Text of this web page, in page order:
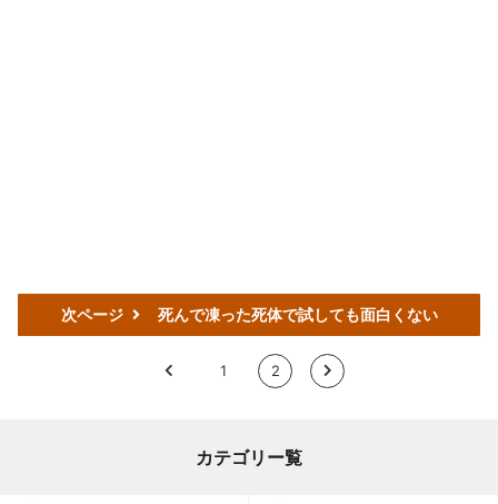
次ページ 死んで凍った死体で試しても面白くない
< 1 2 >
カテゴリー覧